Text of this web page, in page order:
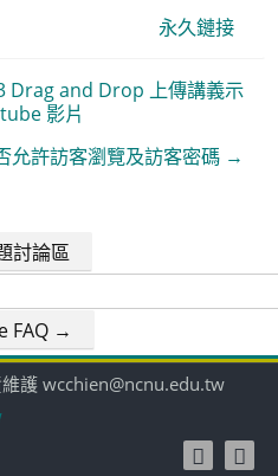
永久鏈接
Drag and Drop 上傳講義示
影片
允許訪客瀏覽及訪客密碼 →
討論區
FAQ →
護 wcchien@ncnu.edu.tw